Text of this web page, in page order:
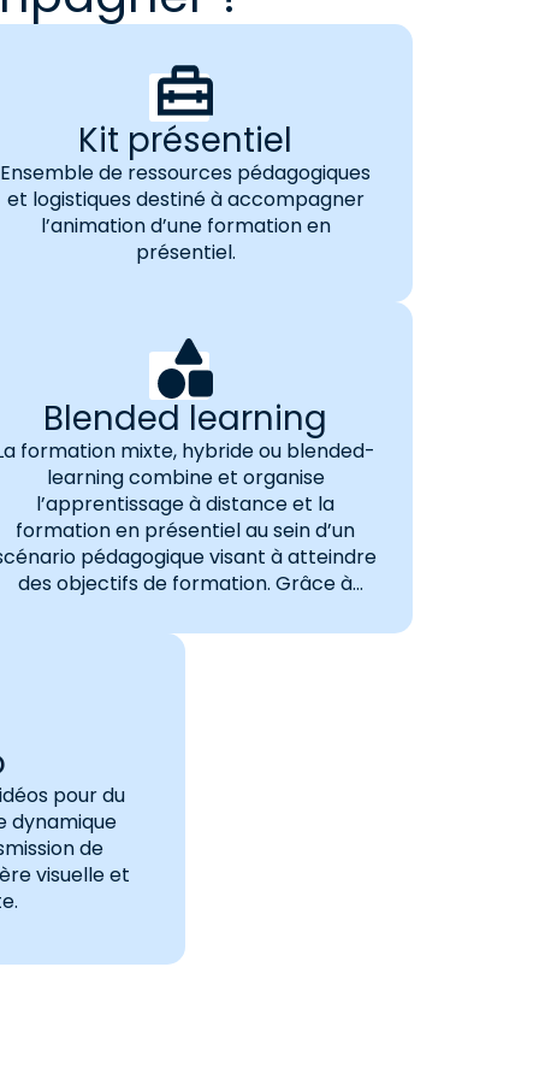
Kit présentiel
Ensemble de ressources pédagogiques
et logistiques destiné à accompagner
l’animation d’une formation en
présentiel.
Blended learning
formation mixte, hybride ou blended-
learning combine et organise
l’apprentissage à distance et la
formation en présentiel au sein d’un
pédagogique visant à atteindre
des objectifs de formation. Grâce à
conception de parcours blended
pour du
dynamique
de
visuelle et